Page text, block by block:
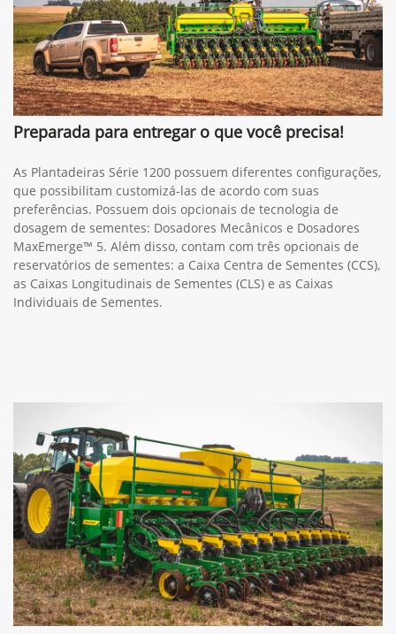
Preparada para entregar o que você precisa!
As Plantadeiras Série 1200 possuem diferentes configurações,
que possibilitam customizá-las de acordo com suas
preferências. Possuem dois opcionais de tecnologia de
dosagem de sementes: Dosadores Mecânicos e Dosadores
MaxEmerge™ 5. Além disso, contam com três opcionais de
reservatórios de sementes: a Caixa Centra de Sementes (CCS),
as Caixas Longitudinais de Sementes (CLS) e as Caixas
Individuais de Sementes.